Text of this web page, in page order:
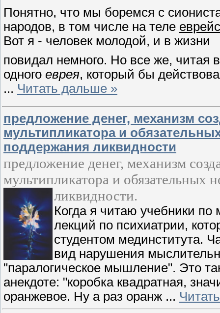
Понятно, что мы боремся с
народов, в том числе на теле
Вот я - человек молодой, и в жизни
повидал немного. Но все же, читая
одного еврея, который бы
... Читать дальше »
предложение денег, механизм
мультипликатора и
поддержания ликвидности
предложение денег, механизм
мультипликатора и обязательных
ликвидности.
Когда я читаю учебники по
лекций по психиатрии,
студентом мединститута.
вид нарушения
"паралогическое мышление". Это
анекдоте: "коробка квадратная,
оранжевое. Ну а раз оранж ...